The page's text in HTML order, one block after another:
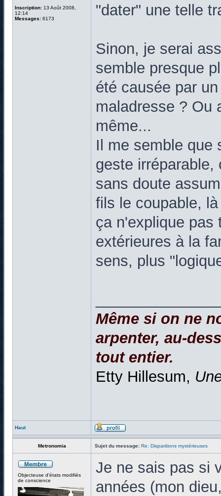
Inscription: 13 Août 2008,
12:14
Messages: 6173
"dater" une telle
Sinon, je serai
semble presque
été causée par
maladresse ? Ou
même...
Il me semble que
geste irréparable,
sans doute
fils le coupable,
ça n'explique pas
extérieures à la
sens, plus
Même si on ne
arpenter, au-
tout entier.
Etty Hillesum,
Haut
Metronomia Sujet du message: Re: Disparitions mystérieuses
Objecteuse d'états modifiés
de conscience
Je ne sais pas si
années (mon